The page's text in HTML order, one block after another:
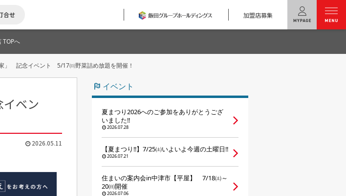
合せ 加盟店募集
テクノロジー
建築実例
TOPへ
」 記念イベント 5/17㈰野菜詰め放題を開催！
ベン
2026.05.11
イベント
夏まつり2026へのご参加をありがとうござ
いました‼
2026.07.28
【夏まつり‼】7/25㈯いよいよ今週の土曜日‼
2026.07.21
住まいの案内会in中津市【平屋】 7/18㈯～
20㈰開催
2026.07.06